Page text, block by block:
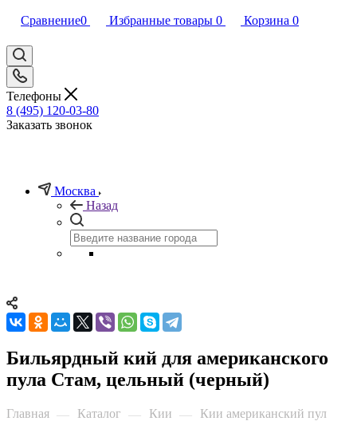
Сравнение0 Избранные товары 0 Корзина 0
Телефоны
8 (495) 120-03-80
Заказать звонок
Москва
Назад
Бильярдный кий для американского
пула Стам, цельный (черный)
Главная — Каталог — Кии —
Кии американский пул